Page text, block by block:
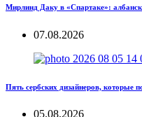
Мирлинд Даку в «Спартаке»:
07.08.2026
Пять сербских дизайнеров, которые
05.08.2026